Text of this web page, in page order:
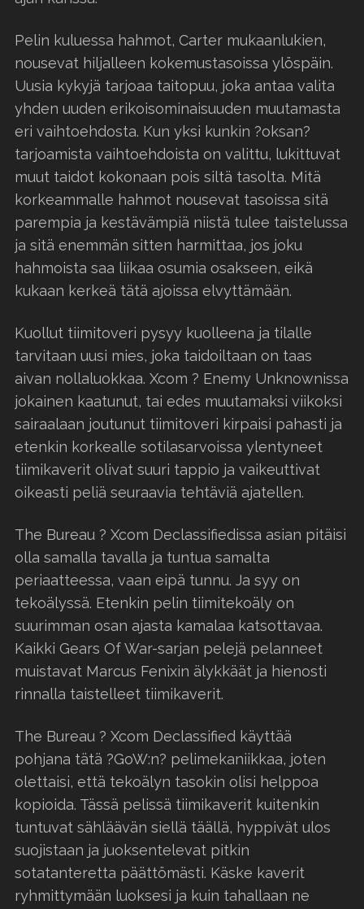
Pelin kuluessa hahmot, Carter mukaanlukien,
nousevat hiljalleen kokemustasoissa ylöspäin.
Uusia kykyjä tarjoaa taitopuu, joka antaa valita
yhden uuden erikoisominaisuuden muutamasta
eri vaihtoehdosta. Kun yksi kunkin ?oksan?
tarjoamista vaihtoehdoista on valittu, lukittuvat
muut taidot kokonaan pois siltä tasolta. Mitä
korkeammalle hahmot nousevat tasoissa sitä
parempia ja kestävämpiä niistä tulee taistelussa
ja sitä enemmän sitten harmittaa, jos joku
hahmoista saa liikaa osumia osakseen, eikä
kukaan kerkeä tätä ajoissa elvyttämään.
Kuollut tiimitoveri pysyy kuolleena ja tilalle
tarvitaan uusi mies, joka taidoiltaan on taas
aivan nollaluokkaa. Xcom ? Enemy Unknownissa
jokainen kaatunut, tai edes muutamaksi viikoksi
sairaalaan joutunut tiimitoveri kirpaisi pahasti ja
etenkin korkealle sotilasarvoissa ylentyneet
tiimikaverit olivat suuri tappio ja vaikeuttivat
oikeasti peliä seuraavia tehtäviä ajatellen.
The Bureau ? Xcom Declassifiedissa asian pitäisi
olla samalla tavalla ja tuntua samalta
periaatteessa, vaan eipä tunnu. Ja syy on
tekoälyssä. Etenkin pelin tiimitekoäly on
suurimman osan ajasta kamalaa katsottavaa.
Kaikki Gears Of War-sarjan pelejä pelanneet
muistavat Marcus Fenixin älykkäät ja hienosti
rinnalla taistelleet tiimikaverit.
The Bureau ? Xcom Declassified käyttää
pohjana tätä ?GoW:n? pelimekaniikkaa, joten
olettaisi, että tekoälyn tasokin olisi helppoa
kopioida. Tässä pelissä tiimikaverit kuitenkin
tuntuvat sähläävän siellä täällä, hyppivät ulos
suojistaan ja juoksentelevat pitkin
sotatanteretta päättömästi. Käske kaverit
ryhmittymään luoksesi ja kuin tahallaan ne